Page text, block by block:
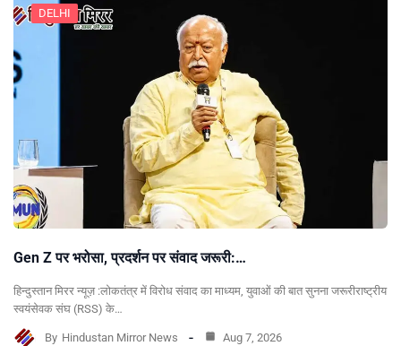
DELHI
Gen Z पर भरोसा, प्रदर्शन पर संवाद जरूरी:…
हिन्दुस्तान मिरर न्यूज़ :लोकतंत्र में विरोध संवाद का माध्यम, युवाओं की बात सुनना जरूरीराष्ट्रीय
स्वयंसेवक संघ (RSS) के…
By Hindustan Mirror News Aug 7, 2026